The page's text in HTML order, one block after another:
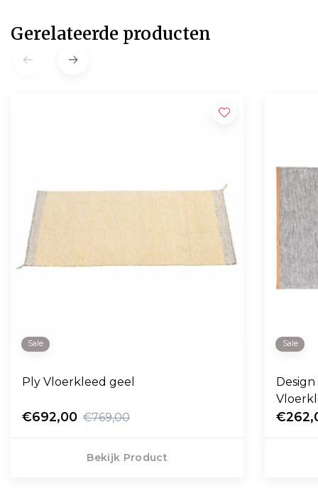
Gerelateerde producten
Sale
Ply Vloerkleed geel
€692,00 €769,00
Bekijk Product
Sale